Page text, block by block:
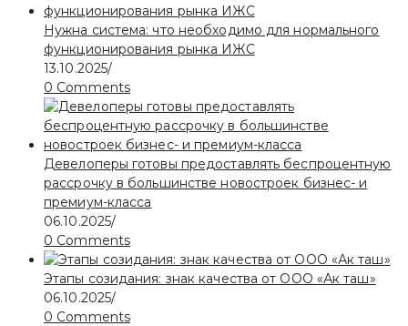
Нужна система: что необходимо для нормального
функционирования рынка ИЖС
13.10.2025/
0 Comments
Девелоперы готовы предоставлять беспроцентную
рассрочку в большинстве новостроек бизнес- и
премиум-класса
06.10.2025/
0 Comments
Этапы созидания: знак качества от ООО «Ак таш»
06.10.2025/
0 Comments